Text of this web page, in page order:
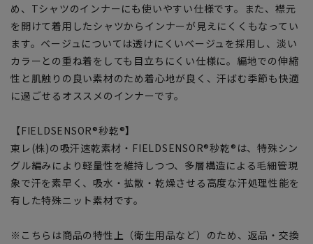
め、Tシャツのインナーにも使いやすい仕様です。また、襟元
を開けて着用したシャツからインナーが見えにくくもなってい
ます。ベージュについては透けにくいベージュを採用し、淡い
カラーとの重ね着をしても目立ちにくい仕様に。編地での伸縮
性と肌触りの良い素材のため着心地が良く、汗ばむ季節も快適
に過ごせるオススメのインナーです。
【FIELDSENSOR®秒乾®】
東レ(株)の吸汗速乾素材・FIELDSENSOR®秒乾®は、特殊シン
グル編みにより軽量性を維持しつつ、多層構造による毛細管現
象で汗を素早く、吸水・拡散・乾燥させる高度な汗処理性能を
有した特殊ニット素材です。
※こちらは商品の特性上（衛生用品など）のため、返品・交換